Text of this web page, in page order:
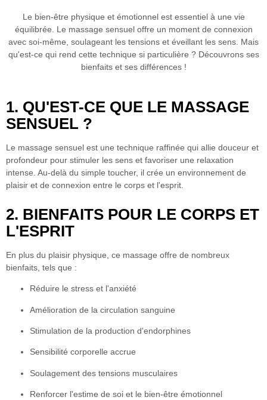
Le bien-être physique et émotionnel est essentiel à une vie
équilibrée. Le massage sensueloffre un moment de connexion
avec soi-même, soulageant les tensions et éveillant les sens. Mais
qu'est-ce qui rend cette technique si particulière ? Découvrons ses
bienfaits et ses différences !
1. QU'EST-CE QUE LE MASSAGE
SENSUEL ?
Le massage sensuel est une technique raffinée qui allie douceur et
profondeur pour stimuler les sens et favoriser une relaxation
intense. Au-delà du simple toucher, il crée un environnement de
plaisir et de connexion entre le corps et l'esprit.
2. BIENFAITS POUR LE CORPS ET
L'ESPRIT
En plus du plaisir physique, ce massage offre de nombreux
bienfaits, tels que :
Réduire le stress et l'anxiété
Amélioration de la circulation sanguine
Stimulation de la production d'endorphines
Sensibilité corporelle accrue
Soulagement des tensions musculaires
Renforcer l'estime de soi et le bien-être émotionnel